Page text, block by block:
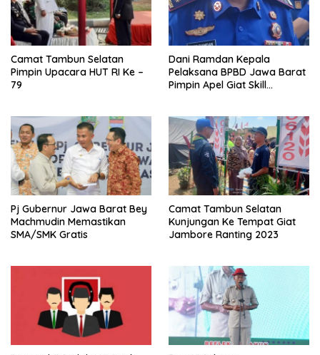
Camat Tambun Selatan
Pimpin Upacara HUT RI Ke –
79
Dani Ramdan Kepala
Pelaksana BPBD Jawa Barat
Pimpin Apel Giat Skill
Pj Gubernur Jawa Barat Bey
Machmudin Memastikan
SMA/SMK Gratis
Camat Tambun Selatan
Kunjungan Ke Tempat Giat
Jambore Ranting 2023